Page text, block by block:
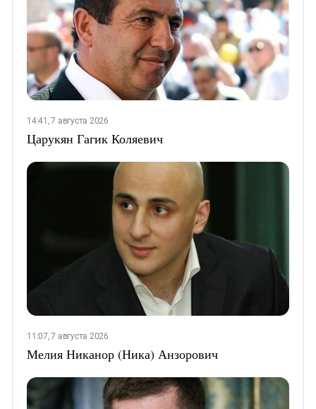
14:41, 7 августа 2026
Царукян Гагик Коляевич
11:07, 7 августа 2026
Мелия Никанор (Ника) Анзорович